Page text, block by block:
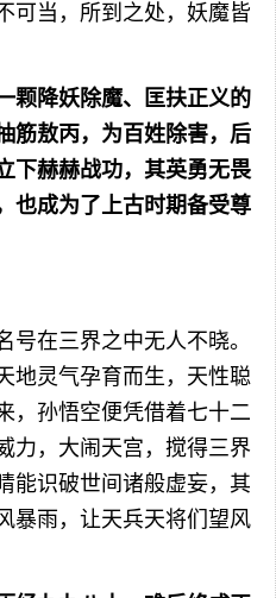
可当，所到之处，妖魔皆
颗降妖除魔、匡扶正义的
筋敖丙，为百姓除害，后
下赫赫战功，其英勇无畏
也成为了上古时期备受尊
号在三界之中无人不晓。
地灵气孕育而生，天性聪
，孙悟空便凭借着七十二
力，大闹天宫，搅得三界
能识破世间诸般虚妄，其
暴雨，让天兵天将们望风